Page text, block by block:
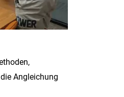
Angleichung